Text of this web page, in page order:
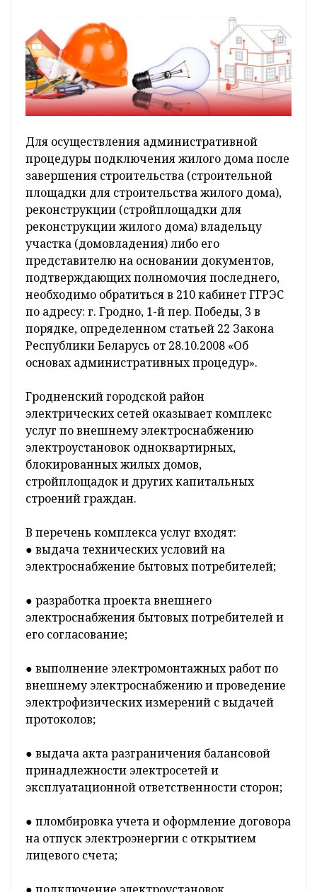
Для осуществления административной
процедуры подключения жилого дома после
завершения строительства (строительной
площадки для строительства жилого дома),
реконструкции (стройплощадки для
реконструкции жилого дома) владельцу
участка (домовладения) либо его
представителю на основании документов,
подтверждающих полномочия последнего,
необходимо обратиться в 210 кабинет ГГРЭС
по адресу: г. Гродно, 1-й пер. Победы, 3 в
порядке, определенном статьей 22 Закона
Республики Беларусь от 28.10.2008 «Об
основах административных процедур».
Гродненский городской район
электрических сетей оказывает комплекс
услуг по внешнему электроснабжению
электроустановок одноквартирных,
блокированных жилых домов,
стройплощадок и других капитальных
строений граждан.
В перечень комплекса услуг входят:
● выдача технических условий на
электроснабжение бытовых потребителей;
● разработка проекта внешнего
электроснабжения бытовых потребителей и
его согласование;
● выполнение электромонтажных работ по
внешнему электроснабжению и проведение
электрофизических измерений с выдачей
протоколов;
● выдача акта разграничения балансовой
принадлежности электросетей и
эксплуатационной ответственности сторон;
● пломбировка учета и оформление договора
на отпуск электроэнергии с открытием
лицевого счета;